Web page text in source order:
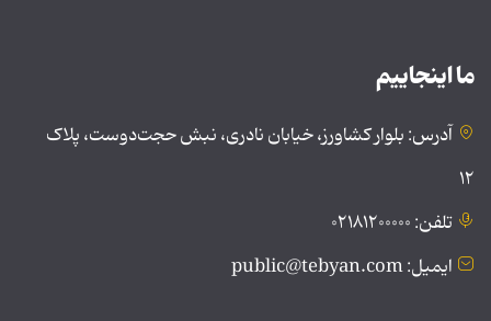
ما اینجاییم
آدرس: بلوار کشاورز، خیابان نادری، نبش حجت‌دوست، پلاک
۱۲
تلفن: ۰۲۱۸۱۲۰۰۰۰۰
ایمیل: public@tebyan.com